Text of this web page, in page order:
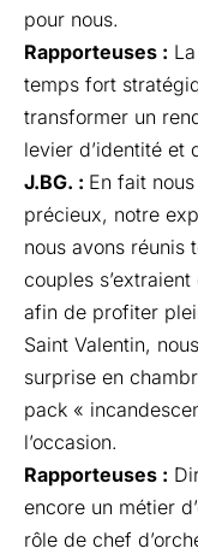
pour nous.
Rapporteuses :
temps fort
transformer un
levier d’identité et
J.BG. : En fait
précieux, notre
nous avons réunis
couples
afin de profiter
Saint Valentin,
surprise en
pack «
l’occasion.
Rapporteuses :
encore un métier
rôle de chef